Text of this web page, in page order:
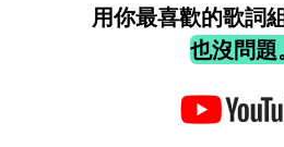
用你最喜歡的歌詞
也沒問題